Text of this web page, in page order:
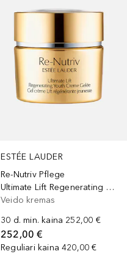
ESTÉE LAUDER
Re-Nutriv Pflege
Ultimate Lift Regenerating Youth Creme Gelee
Veido kremas
30 d. min. kaina 252,00 €
252,00 €
Reguliari kaina 420,00 €